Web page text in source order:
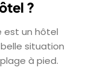
?
est un hôtel
situation
à pied.